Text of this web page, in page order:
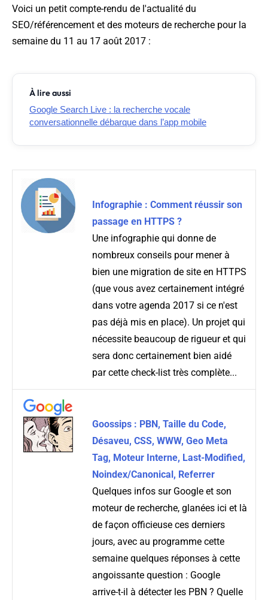
Voici un petit compte-rendu de l'actualité du
SEO/référencement et des moteurs de recherche pour la
semaine du 11 au 17 août 2017 :
À lire aussi
Google Search Live : la recherche vocale
conversationnelle débarque dans l’app mobile
Infographie : Comment réussir son
passage en HTTPS ?
Une infographie qui donne de
nombreux conseils pour mener à
bien une migration de site en HTTPS
(que vous avez certainement intégré
dans votre agenda 2017 si ce n'est
pas déjà mis en place). Un projet qui
nécessite beaucoup de rigueur et qui
sera donc certainement bien aidé
par cette check-list très complète...
Goossips : PBN, Taille du Code,
Désaveu, CSS, WWW, Geo Meta
Tag, Moteur Interne, Last-Modified,
Noindex/Canonical, Referrer
Quelques infos sur Google et son
moteur de recherche, glanées ici et là
de façon officieuse ces derniers
jours, avec au programme cette
semaine quelques réponses à cette
angoissante question : Google
arrive-t-il à détecter les PBN ? Quelle